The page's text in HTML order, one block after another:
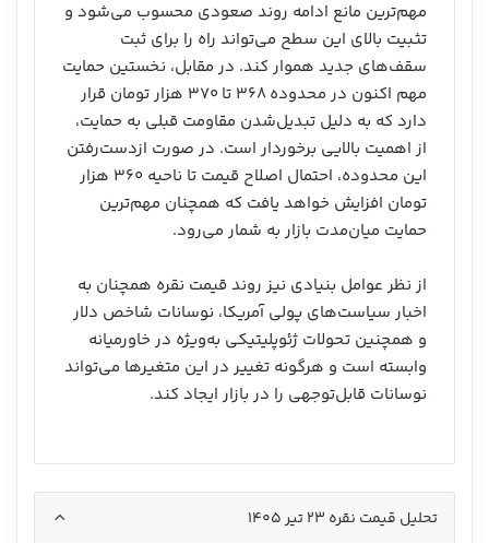
مهم‌ترین مانع ادامه روند صعودی محسوب می‌شود و
تثبیت بالای این سطح می‌تواند راه را برای ثبت
سقف‌های جدید هموار کند. در مقابل، نخستین حمایت
مهم اکنون در محدوده ۳۶۸ تا ۳۷۰ هزار تومان قرار
دارد که به دلیل تبدیل‌شدن مقاومت قبلی به حمایت،
از اهمیت بالایی برخوردار است. در صورت ازدست‌رفتن
این محدوده، احتمال اصلاح قیمت تا ناحیه ۳۶۰ هزار
تومان افزایش خواهد یافت که همچنان مهم‌ترین
حمایت میان‌مدت بازار به شمار می‌رود.
از نظر عوامل بنیادی نیز روند قیمت نقره همچنان به
اخبار سیاست‌های پولی آمریکا، نوسانات شاخص دلار
و همچنین تحولات ژئوپلیتیکی به‌ویژه در خاورمیانه
وابسته است و هرگونه تغییر در این متغیرها می‌تواند
نوسانات قابل‌توجهی را در بازار ایجاد کند.
تحلیل قیمت نقره ۲۳ تیر ۱۴۰۵